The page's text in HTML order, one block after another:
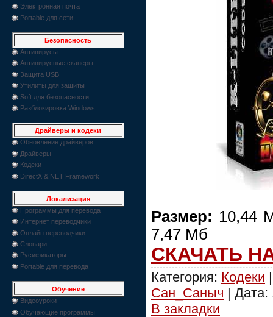
Электронная почта
Portable для сети
Безопасность
Антивирусы
Антивирусные сканеры
Защита USB
Утилиты для защиты
Soft для безопасности
Разблокировка Windows
Драйверы и кодеки
Обновление драйверов
Драйверы
Кодеки
DirectX & NET Framework
Локализация
Программы для перевода
Интернет переводчики
Онлайн переводчики
Словари
Русификаторы
Portable для перевода
Обучение
Видеоуроки
Обучающие программы
Размер: 10,44
7,47 Мб
СКАЧАТЬ
Категория: Кодеки
Сан_Саныч | Дата:
В закладки